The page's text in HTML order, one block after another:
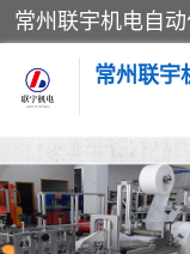
常州联宇
压花定型机以及